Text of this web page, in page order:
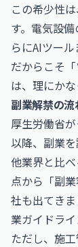
この希少性
す。電気設
らにAIツー
だからこそ
は、理にかな
副業解禁の
厚生労働省
以降、副業
他業界と比
点から「副
社も出てき
業ガイドライ
ただし、施